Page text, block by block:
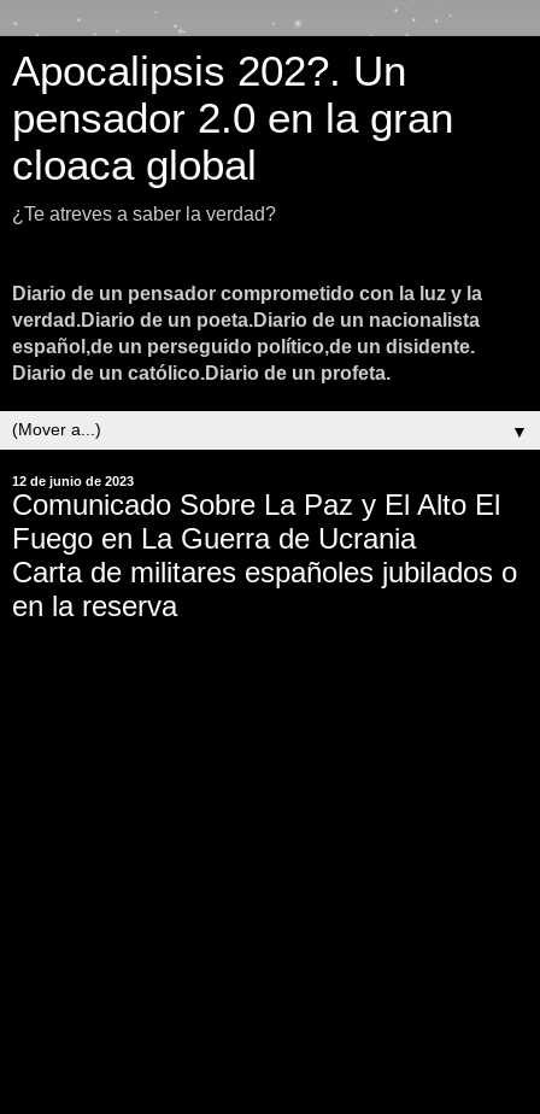
Apocalipsis 202?. Un
pensador 2.0 en la gran
cloaca global
¿Te atreves a saber la verdad?
Diario de un pensador comprometido con la luz y la
verdad.Diario de un poeta.Diario de un nacionalista
español,de un perseguido político,de un disidente.
Diario de un católico.Diario de un profeta.
▼
12 de junio de 2023
Comunicado Sobre La Paz y El Alto El
Fuego en La Guerra de Ucrania
Carta de militares españoles jubilados o
en la reserva